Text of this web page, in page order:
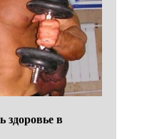
здоровье в